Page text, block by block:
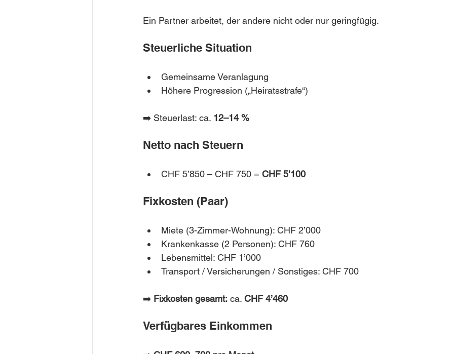
Ein Partner arbeitet, der andere nicht oder nur geringfügig.
Steuerliche Situation
Gemeinsame Veranlagung
Höhere Progression („Heiratsstrafe“)
➡️ Steuerlast: ca. 12–14 %
Netto nach Steuern
CHF 5’850 – CHF 750 = CHF 5’100
Fixkosten (Paar)
Miete (3-Zimmer-Wohnung): CHF 2’000
Krankenkasse (2 Personen): CHF 760
Lebensmittel: CHF 1’000
Transport / Versicherungen / Sonstiges: CHF 700
➡️ Fixkosten gesamt: ca. CHF 4’460
Verfügbares Einkommen